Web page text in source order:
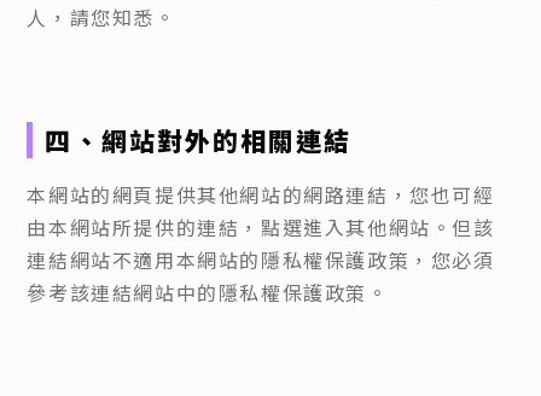
人，請您知悉。
四、網站對外的相關連結
本網站的網頁提供其他網站的網路連結，您也可經
由本網站所提供的連結，點選進入其他網站。但該
連結網站不適用本網站的隱私權保護政策，您必須
參考該連結網站中的隱私權保護政策。